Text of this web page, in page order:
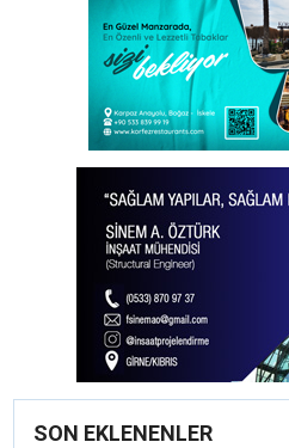
SON EKLENENLER